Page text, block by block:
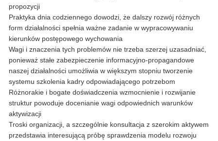
propozycji
Praktyka dnia codziennego dowodzi, że dalszy rozwój różnych
form działalności spełnia ważne zadanie w wypracowywaniu
kierunków postępowego wychowania
Wagi i znaczenia tych problemów nie trzeba szerzej uzasadniać,
ponieważ stałe zabezpieczenie informacyjno-propagandowe
naszej działalności umożliwia w większym stopniu tworzenie
systemu szkolenia kadry odpowiadającego potrzebom
Różnorakie i bogate doświadczenia wzmocnienie i rozwijanie
struktur powoduje docenianie wagi odpowiednich warunków
aktywizacji
Troski organizacji, a szczególnie konsultacja z szerokim aktywem
przedstawia interesującą próbę sprawdzenia modelu rozwoju